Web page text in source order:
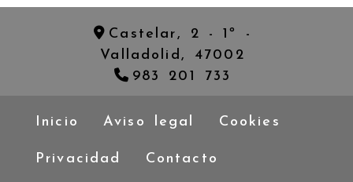
Castelar, 2 - 1º -
Valladolid, 47002
983 201 733
Inicio Aviso legal Cookies
Privacidad Contacto